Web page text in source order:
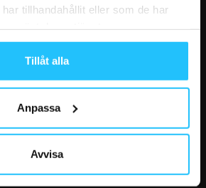
tillhandahållit eller som de har
Tillåt alla
Anpassa
Avvisa
rekordåren: Träningsmarknaden går in i
08-10
satsar på hybridträning när Hyrox formar